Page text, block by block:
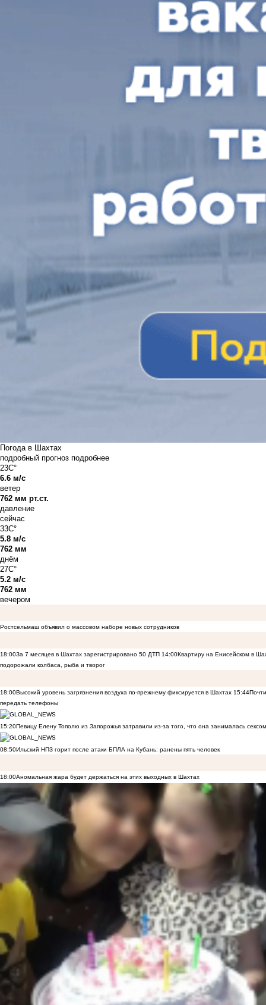
Погода в Шахтах
подробный прогноз подробнее
23C°
6.6 м/с
ветер
762 мм рт.ст.
давление
сейчас
33C°
5.8 м/с
762 мм
днём
27C°
5.2 м/с
762 мм
вечером
Ростсельмаш объявил о массовом наборе новых сотрудников
18:00За 7 месяцев в Шахтах зарегистрировано 50 ДТП 14:00Квартиру на Енисейском в
подорожали колбаса, рыба и творог
18:00Высокий уровень загрязнения воздуха по-прежнему фиксируется в Шахтах 15:44
передать телефоны
15:20Певицу Елену Тополю из Запорожья затравили из-за того, что она занималась
08:50Ильский НПЗ горит после атаки БПЛА на Кубань: ранены пять человек
18:00Аномальная жара будет держаться на этих выходных в Шахтах